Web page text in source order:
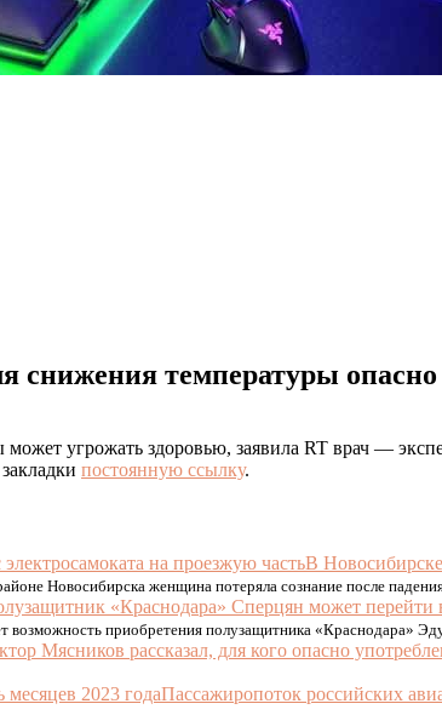
снижения температуры опасно
угрожать здоровью, заявила RT врач —
постоянную ссылку.
В Новосибирске
Новосибирска женщина потеряла сознание после
«Краснодара» Сперцян может
возможность приобретения полузащитника «Краснодара»
Мясников рассказал, для кого опасно
Пассажиропоток российских